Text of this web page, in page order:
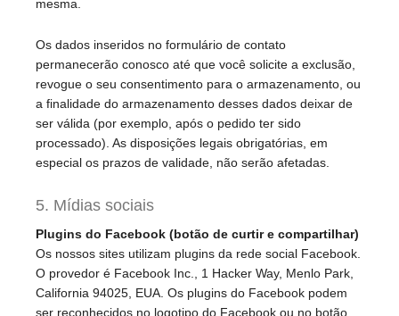
mesma.
Os dados inseridos no formulário de contato
permanecerão conosco até que você solicite a exclusão,
revogue o seu consentimento para o armazenamento, ou
a finalidade do armazenamento desses dados deixar de
ser válida (por exemplo, após o pedido ter sido
processado). As disposições legais obrigatórias, em
especial os prazos de validade, não serão afetadas.
5. Mídias sociais
Plugins do Facebook (botão de curtir e compartilhar)
Os nossos sites utilizam plugins da rede social Facebook.
O provedor é Facebook Inc., 1 Hacker Way, Menlo Park,
California 94025, EUA. Os plugins do Facebook podem
ser reconhecidos no logotipo do Facebook ou no botão